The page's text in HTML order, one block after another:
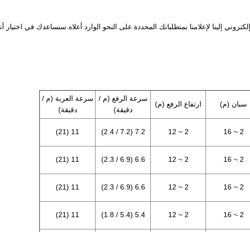
إلينا لإعلامنا بمتطلباتك المحددة على النحو الوارد أعلاه.سنساعدك في
سبان (م) ارتفاع الرفع (م)
سرعة الرفع (م /
دقيقة)
سرعة العربة (م /
دقيقة)
2 ~ 16
2 ~ 12
7.2 (7.2 / 2.4)
11 (21)
2 ~ 16
2 ~ 12
6.6 (6.9 / 2.3)
11 (21)
2 ~ 16
2 ~ 12
6.6 (6.9 / 2.3)
11 (21)
2 ~ 16
2 ~ 12
5.4 (5.4 / 1.8)
11 (21)